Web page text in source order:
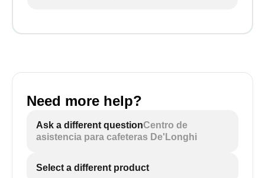
Need more help?
Ask a different questionCentro de
asistencia para cafeteras De'Longhi
Select a different product